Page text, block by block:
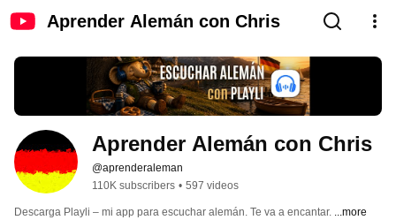
Aprender Alemán con Chris
Aprender Alemán con Chris
@aprenderaleman
110K subscribers • 597 videos
Descarga Playli – mi app para escuchar alemán. Te va a encantar. ...more